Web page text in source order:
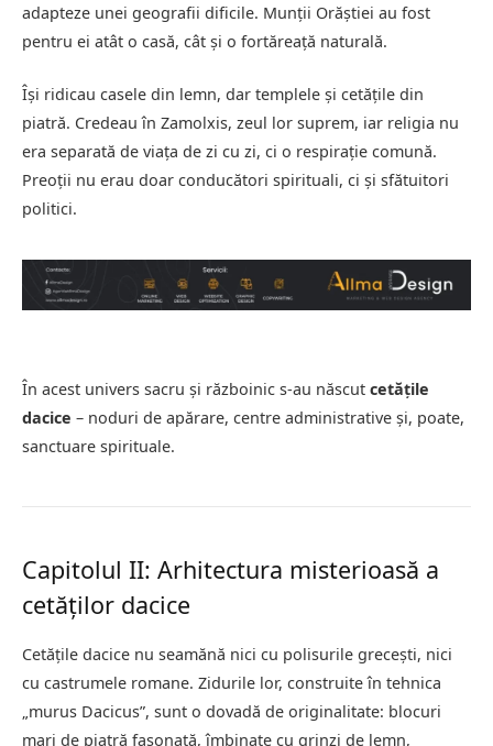
adapteze unei geografii dificile. Munții Orăștiei au fost
pentru ei atât o casă, cât și o fortăreață naturală.
Își ridicau casele din lemn, dar templele și cetățile din
piatră. Credeau în Zamolxis, zeul lor suprem, iar religia nu
era separată de viața de zi cu zi, ci o respirație comună.
Preoții nu erau doar conducători spirituali, ci și sfătuitori
politici.
În acest univers sacru și războinic s-au născut cetățile
dacice – noduri de apărare, centre administrative și, poate,
sanctuare spirituale.
Capitolul II: Arhitectura misterioasă a
cetăților dacice
Cetățile dacice nu seamănă nici cu polisurile grecești, nici
cu castrumele romane. Zidurile lor, construite în tehnica
„murus Dacicus”, sunt o dovadă de originalitate: blocuri
mari de piatră fasonată, îmbinate cu grinzi de lemn,